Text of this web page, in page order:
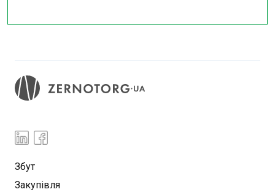
Збут
Закупівля